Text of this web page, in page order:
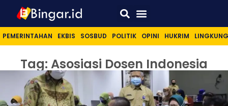
PEMERINTAHAN EKBIS SOSBUD POLITIK OPINI HUKRIM
Tag: Asosiasi Dosen Indonesia